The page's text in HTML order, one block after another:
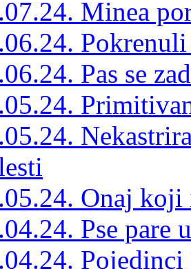
Minea
Pas se
Onaj koji
Pse pare